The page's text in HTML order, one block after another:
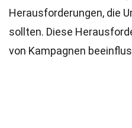
Herausforderungen, die
sollten. Diese
von Kampagnen